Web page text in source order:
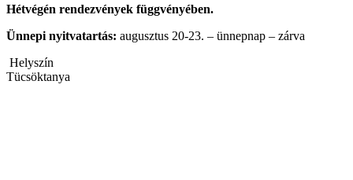
Hétvégén rendezvények függvényében.
Ünnepi nyitvatartás: augusztus 20-23. – ünnepnap – zárva
Helyszín
Tücsöktanya